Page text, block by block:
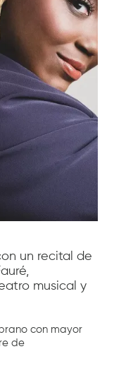
un recital de
musical y
con mayor
de